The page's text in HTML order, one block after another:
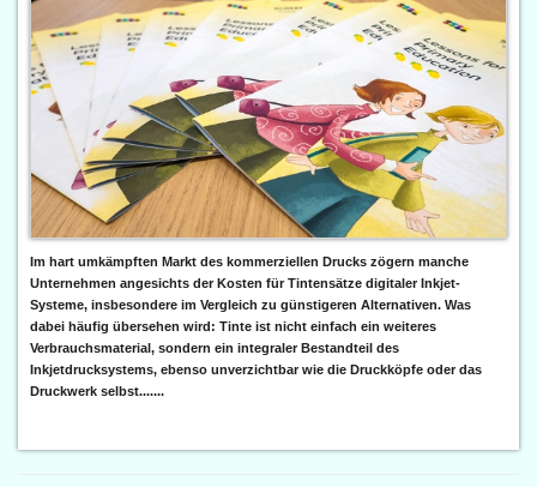
Im hart umkämpften Markt des kommerziellen Drucks zögern manche
Unternehmen angesichts der Kosten für Tintensätze digitaler Inkjet-
Systeme, insbesondere im Vergleich zu günstigeren Alternativen. Was
dabei häufig übersehen wird: Tinte ist nicht einfach ein weiteres
Verbrauchsmaterial, sondern ein integraler Bestandteil des
Inkjetdrucksystems, ebenso unverzichtbar wie die Druckköpfe oder das
Druckwerk selbst.......